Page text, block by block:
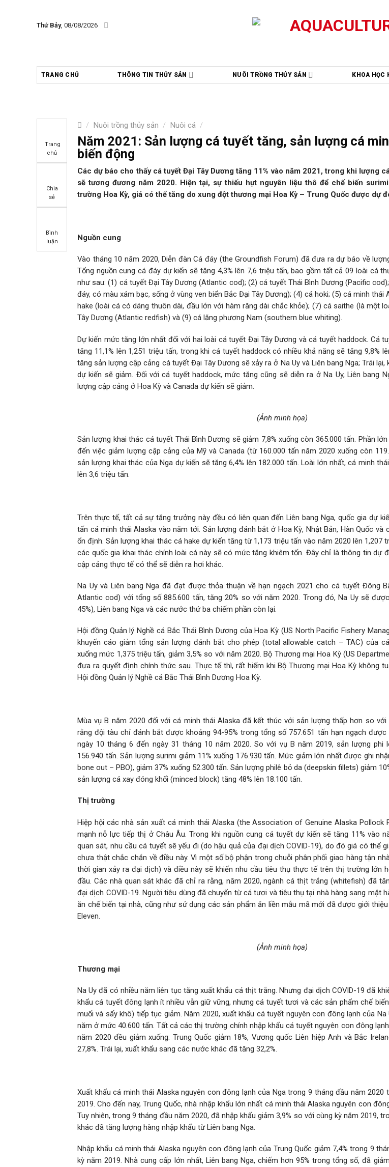
Thứ Bảy, 08/08/2026
TRANG CHỦ THÔNG TIN THỦY SẢN NUÔI TRỒNG THỦY SẢN KHOA HỌC
/ Nuôi trồng thủy sản / Nuôi cá /
Trang
chủ
Chia
sẻ
Bình
luận
Năm 2021: Sản lượng cá tuyết tăng, sản lượng cá
biến động
Các dự báo cho thấy cá tuyết Đại Tây Dương tăng 11% vào năm 2021, trong khi lượng
sẽ tương đương năm 2020. Hiện tại, sự thiếu hụt nguyên liệu thô để chế biến
trường Hoa Kỳ, giá có thể tăng do xung đột thương mại Hoa Kỳ – Trung Quốc được dự
Nguồn cung
Vào tháng 10 năm 2020, Diễn đàn Cá đáy (the Groundfish Forum) đã đưa ra dự báo về
Tổng nguồn cung cá đáy dự kiến ​​sẽ tăng 4,3% lên 7,6 triệu tấn, bao gồm tất cả 09 loài cá
như sau: (1) cá tuyết Đại Tây Dương (Atlantic cod); (2) cá tuyết Thái Bình Dương (Pacific
đáy, có màu xám bạc, sống ở vùng ven biển Bắc Đại Tây Dương); (4) cá hoki; (5) cá minh thái
hake (loài cá có dáng thuôn dài, đầu lớn với hàm răng dài chắc khỏe); (7) cá saithe (là một
Tây Dương (Atlantic redfish) và (9) cá lăng phương Nam (southern blue whiting).
Dự kiến ​​mức tăng lớn nhất đối với hai loài cá tuyết Đại Tây Dương và cá tuyết haddock. Cá
tăng 11,1% lên 1,251 triệu tấn, trong khi cá tuyết haddock có nhiều khả năng sẽ tăng 9,8%
tăng sản lượng cập cảng cá tuyết Đại Tây Dương sẽ xảy ra ở Na Uy và Liên bang Nga; Trái
dự kiến ​​sẽ giảm. Đối với cá tuyết haddock, mức tăng cũng sẽ diễn ra ở Na Uy, Liên bang
lượng cập cảng ở Hoa Kỳ và Canada dự kiến ​​sẽ giảm.
(Ảnh minh họa)
Sản lượng khai thác cá tuyết Thái Bình Dương sẽ giảm 7,8% xuống còn 365.000 tấn. Phần
đến việc giảm lượng cập cảng của Mỹ và Canada (từ 160.000 tấn năm 2020 xuống còn
sản lượng khai thác của Nga dự kiến ​​sẽ tăng 6,4% lên 182.000 tấn. Loài lớn nhất, cá minh
lên 3,6 triệu tấn.
Trên thực tế, tất cả sự tăng trưởng này đều có liên quan đến Liên bang Nga, quốc gia dự
tấn cá minh thái Alaska vào năm tới. Sản lượng đánh bắt ở Hoa Kỳ, Nhật Bản, Hàn Quốc và
ổn định. Sản lượng khai thác cá hake dự kiến ​​tăng từ 1,173 triệu tấn vào năm 2020 lên 1,207
các quốc gia khai thác chính loài cá này sẽ có mức tăng khiêm tốn. Đây chỉ là thông tin dự
cập cảng thực tế có thể sẽ diễn ra hơi khác.
Na Uy và Liên bang Nga đã đạt được thỏa thuận về hạn ngạch 2021 cho cá tuyết Đông
Atlantic cod) với tổng số 885.600 tấn, tăng 20% ​​so với năm 2020. Trong đó, Na Uy sẽ
45%), Liên bang Nga và các nước thứ ba chiếm phần còn lại.
Hội đồng Quản lý Nghề cá Bắc Thái Bình Dương của Hoa Kỳ (US North Pacific Fishery
khuyến cáo giảm tổng sản lượng đánh bắt cho phép (total allowable catch – TAC) của
xuống mức 1,375 triệu tấn, giảm 3,5% so với năm 2020. Bộ Thương mại Hoa Kỳ (US
đưa ra quyết định chính thức sau. Thực tế thì, rất hiếm khi Bộ Thương mại Hoa Kỳ không
Hội đồng Quản lý Nghề cá Bắc Thái Bình Dương Hoa Kỳ.
Mùa vụ B năm 2020 đối với cá minh thái Alaska đã kết thúc với sản lượng thấp hơn so
rằng đội tàu chỉ đánh bắt được khoảng 94-95% trong tổng số 757.651 tấn hạn ngạch
ngày 10 tháng 6 đến ngày 31 tháng 10 năm 2020. So với vụ B năm 2019, sản lượng phi
156.940 tấn. Sản lượng surimi giảm 11% xuống 176.930 tấn. Mức giảm lớn nhất được ghi
bone out – PBO), giảm 37% xuống 52.300 tấn. Sản lượng philê bỏ da (deepskin fillets) giảm
sản lượng cá xay đóng khối (minced block) tăng 48% lên 18.100 tấn.
Thị trường
Hiệp hội các nhà sản xuất cá minh thái Alaska (the Association of Genuine Alaska Pollock
mạnh nỗ lực tiếp thị ở Châu Âu. Trong khi nguồn cung cá tuyết dự kiến ​​sẽ tăng 11% vào
quan sát, nhu cầu cá tuyết sẽ yếu đi (do hậu quả của đại dịch COVID-19), do đó giá có thể
chưa thật chắc chắn về điều này. Vì một số bộ phận trong chuỗi phân phối giao hàng tận
thời gian xảy ra đại dịch) và điều này sẽ khiến nhu cầu tiêu thụ thực tế trên thị trường lớn
đầu. Các nhà quan sát khác đã chỉ ra rằng, năm 2020, ngành cá thịt trắng (whitefish) đã
đại dịch COVID-19. Người tiêu dùng đã chuyển từ cá tươi và tiêu thụ tại nhà hàng sang mặt
ăn chế biến tại nhà, cũng như sử dụng các sản phẩm ăn liền mẫu mã mới đã được giới
Eleven.
(Ảnh minh họa)
Thương mại
Na Uy đã có nhiều năm liên tục tăng xuất khẩu cá thịt trắng. Nhưng đại dịch COVID-19 đã
khẩu cá tuyết đông lạnh ít nhiều vẫn giữ vững, nhưng cá tuyết tươi và các sản phẩm chế
muối và sấy khô) tiếp tục giảm. Năm 2020, xuất khẩu cá tuyết nguyên con đông lạnh của
năm ở mức 40.600 tấn. Tất cả các thị trường chính nhập khẩu cá tuyết nguyên con đông
năm 2020 đều giảm xuống: Trung Quốc giảm 18%, Vương quốc Liên hiệp Anh và Bắc
27,8%. Trái lại, xuất khẩu sang các nước khác đã tăng 32,2%.
Xuất khẩu cá minh thái Alaska nguyên con đông lạnh của Nga trong 9 tháng đầu năm 2020
2019. Cho đến nay, Trung Quốc, nhà nhập khẩu lớn nhất cá minh thái Alaska nguyên con
Tuy nhiên, trong 9 tháng đầu năm 2020, đã nhập khẩu giảm 3,9% so với cùng kỳ năm 2019,
khác đã tăng lượng hàng nhập khẩu từ Liên bang Nga.
Nhập khẩu cá minh thái Alaska nguyên con đông lạnh của Trung Quốc giảm 7,4% trong 9
kỳ năm 2019. Nhà cung cấp lớn nhất, Liên bang Nga, chiếm hơn 95% trong tổng số, đã